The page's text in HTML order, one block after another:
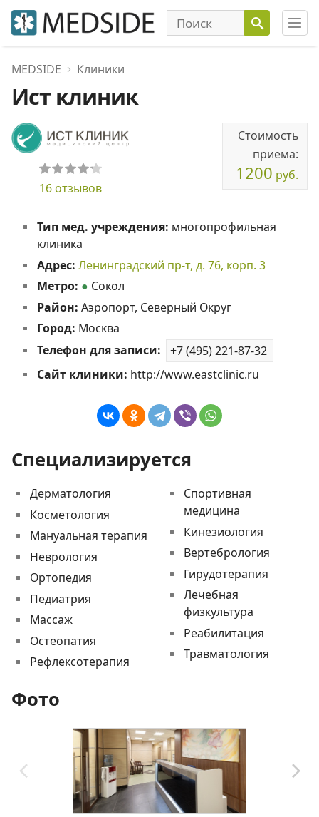
MEDSIDE Клиники
Ист клиник
Стоимость
приема:
1200 руб.
16 отзывов
Тип мед. учреждения: многопрофильная
клиника
Адрес: Ленинградский пр-т, д. 76, корп. 3
Метро: ● Сокол
Район: Аэропорт, Северный Округ
Город: Москва
Телефон для записи:
+7 (495) 221-87-32
Сайт клиники: http://www.eastclinic.ru
Специализируется
Дерматология
Косметология
Мануальная терапия
Неврология
Ортопедия
Педиатрия
Массаж
Остеопатия
Рефлексотерапия
Спортивная
медицина
Кинезиология
Вертебрология
Гирудотерапия
Лечебная
физкультура
Реабилитация
Травматология
Фото